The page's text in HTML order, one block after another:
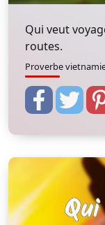
Qui veut
routes.
Proverbe